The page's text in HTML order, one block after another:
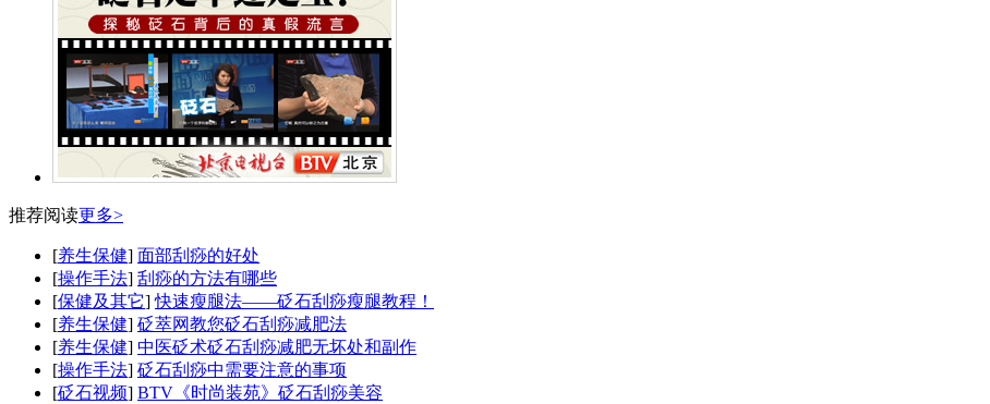
推荐阅读更多>
[养生保健] 面部刮痧的好处
[操作手法] 刮痧的方法有哪些
[保健及其它]快速瘦腿法——砭石刮痧瘦腿教程！
[养生保健] 砭萃网教您砭石刮痧减肥法
[养生保健] 中医砭术砭石刮痧减肥无坏处和副作
[操作手法] 砭石刮痧中需要注意的事项
[砭石视频] BTV《时尚装苑》砭石刮痧美容